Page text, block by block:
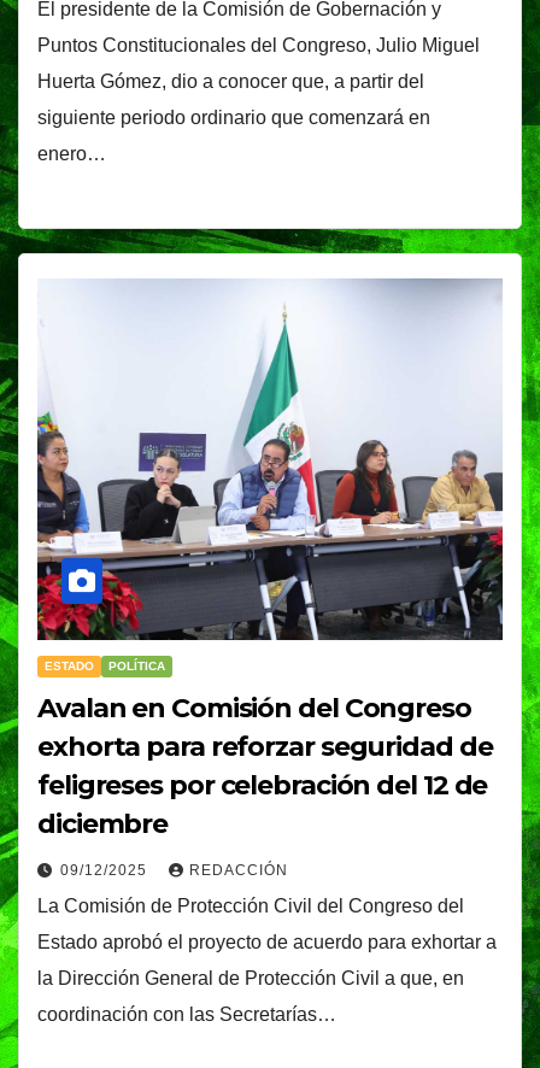
El presidente de la Comisión de Gobernación y
Puntos Constitucionales del Congreso, Julio Miguel
Huerta Gómez, dio a conocer que, a partir del
siguiente periodo ordinario que comenzará en
enero…
ESTADO POLÍTICA
Avalan en Comisión del Congreso
exhorta para reforzar seguridad de
feligreses por celebración del 12 de
diciembre
09/12/2025 REDACCIÓN
La Comisión de Protección Civil del Congreso del
Estado aprobó el proyecto de acuerdo para exhortar a
la Dirección General de Protección Civil a que, en
coordinación con las Secretarías…